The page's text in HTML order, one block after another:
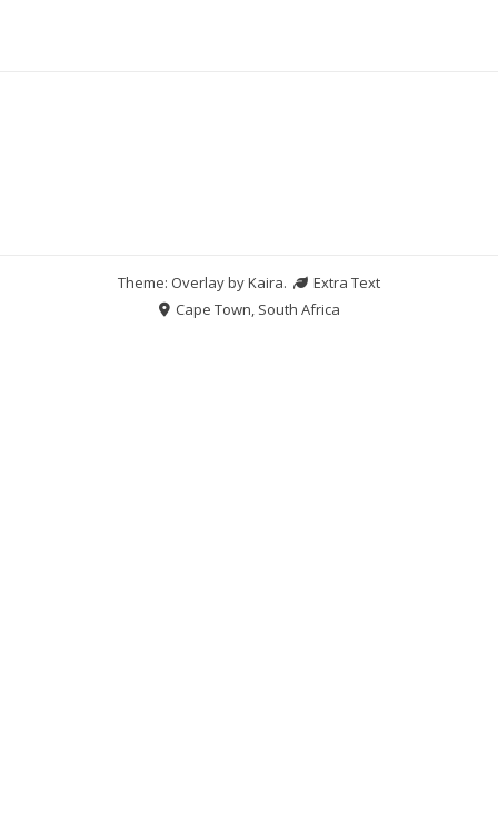
Theme: Overlay byKaira.
Extra Text
Cape Town, South Africa